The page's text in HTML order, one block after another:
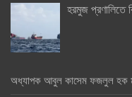
হরমুজ প্রণালিতে
অধ্যাপক আবুল কাসেম ফজলুল হক